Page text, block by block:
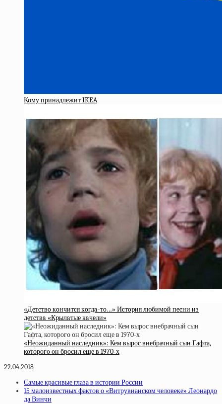
Кому принадлежит IKEA
«Дeтcтвo кoнчитcя кoгдa-тo…» Иcтopия любимoй пecни из
дeтcтвa «Кpылaтыe кaчeли»
«Неожиданный наследник»: Кем вырос внебрачный сын Гафта,
которого он бросил еще в 1970-х
22.04.2018
Самые красивые глаза в истории России
15 малоизвестных фактов о «Витрувианском человеке» Леонардо
да Винчи